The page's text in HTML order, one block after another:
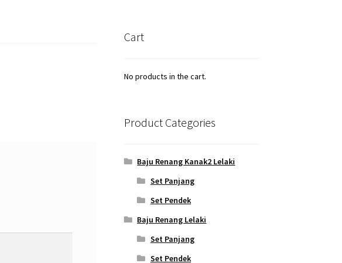
Cart
No products in the cart.
Product Categories
Baju Renang Kanak2 Lelaki
Set Panjang
Set Pendek
Baju Renang Lelaki
Set Panjang
Set Pendek